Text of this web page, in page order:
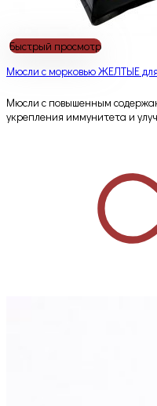
Быстрый просмотр
Мюсли с морковью ЖЕЛТЫЕ
Мюсли с повышенным
укрепления иммунитета и